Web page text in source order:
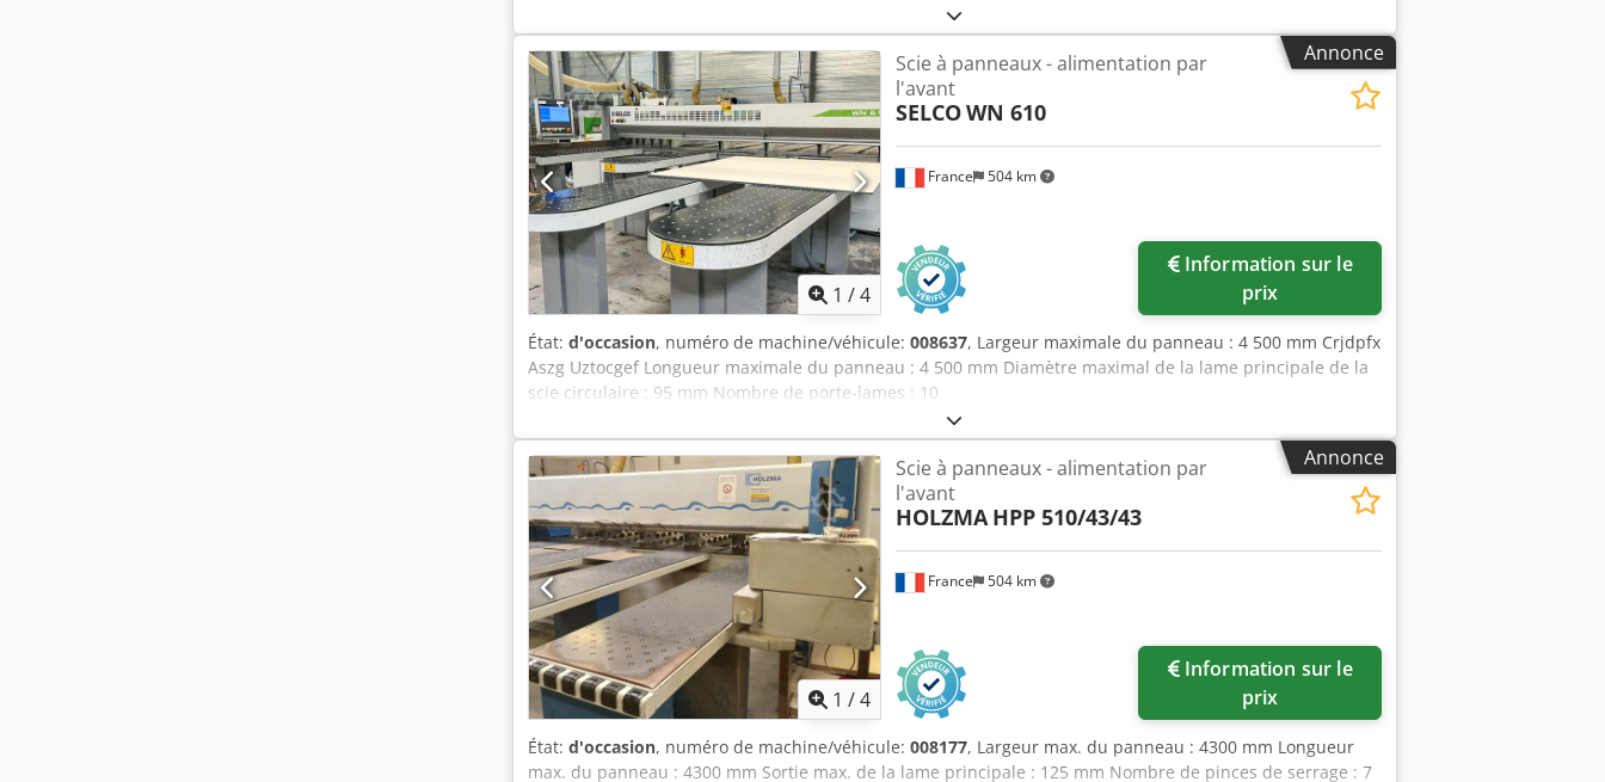
Annonce
1 /4
France 504 km
Scie à panneaux - alimentation par
l'avant
SELCOWN 610
Information sur le
prix
État: d'occasion, numéro de machine/véhicule: 008637, Largeur maximale du panneau : 4 500 mm Crjdpfx
Aszg Uztocgef Longueur maximale du panneau : 4 500 mm Diamètre maximal de la lame principale de la
scie circulaire : 95 mm Nombre de porte-lames : 10
Annonce
1 /4
France 504 km
Scie à panneaux - alimentation par
l'avant
HOLZMA HPP 510/43/43
Information sur le
prix
État: d'occasion, numéro de machine/véhicule: 008177, Largeur max. du panneau : 4300 mm Longueur
max. du panneau : 4300 mm Sortie max. de la lame principale : 125 mm Nombre de pinces de serrage : 7